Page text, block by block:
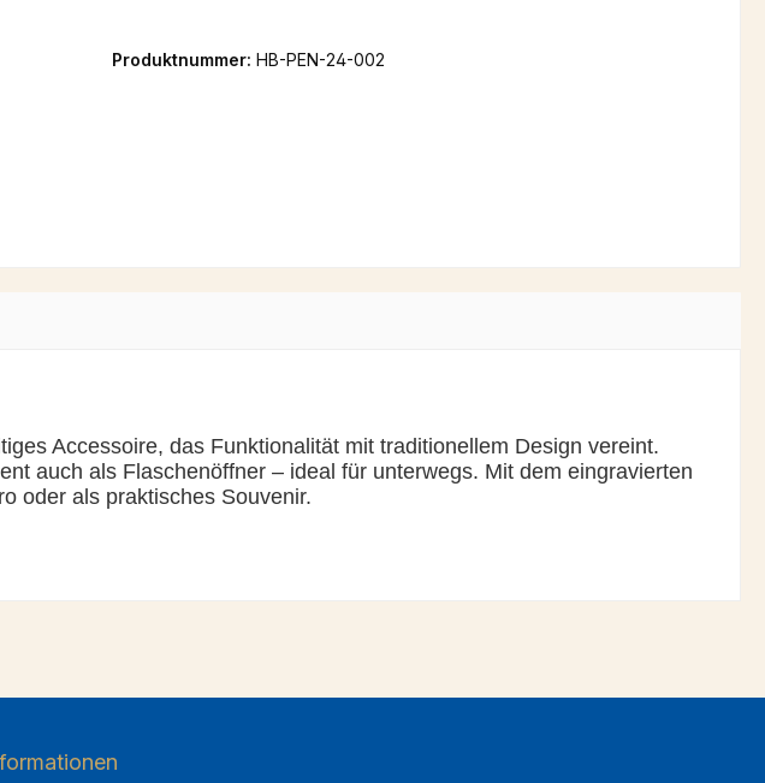
Produktnummer: HB-PEN-24-002
Accessoire, das Funktionalität mit traditionellem Design vereint.
auch als Flaschenöffner – ideal für unterwegs. Mit dem eingravierten
oder als praktisches Souvenir.